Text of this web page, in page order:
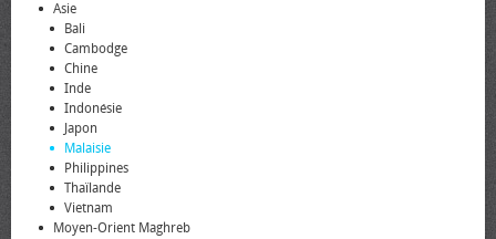
Asie
Bali
Cambodge
Chine
Inde
Indonésie
Japon
Malaisie
Philippines
Thaïlande
Vietnam
Moyen-Orient Maghreb